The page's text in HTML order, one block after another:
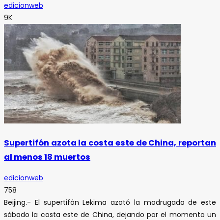
edicionweb
9K
Supertifón azota la costa este de China, reportan
al menos 18 muertos
edicionweb
758
Beijing.- El supertifón Lekima azotó la madrugada de este
sábado la costa este de China, dejando por el momento un